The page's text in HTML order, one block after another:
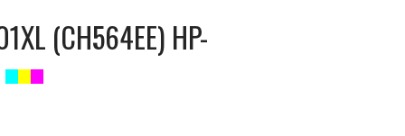
(CH564EE) HP-